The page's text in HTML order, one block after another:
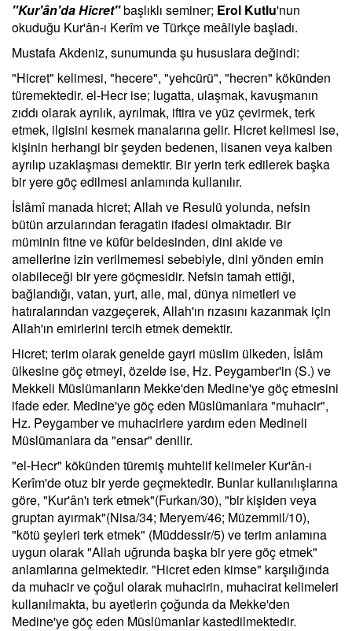
"Kur'ân'da Hicret"başlıklı seminer; Erol Kutlu'nun
okuduğu Kur'ân-ı Kerîm ve Türkçe meâliyle başladı.
Mustafa Akdeniz, sunumunda şu hususlara değindi:
"Hicret" kelimesi, "hecere", "yehcürü", "hecren" kökünden
türemektedir. el-Hecr ise; lugatta, ulaşmak, kavuşmanın
zıddı olarak ayrılık, ayrılmak, iftira ve yüz çevirmek, terk
etmek, ilgisini kesmek manalarına gelir. Hicret kelimesi ise,
kişinin herhangi bir şeyden bedenen, lisanen veya kalben
ayrılıp uzaklaşması demektir. Bir yerin terk edilerek başka
bir yere göç edilmesi anlamında kullanılır.
İslâmî manada hicret; Allah ve Resulü yolunda, nefsin
bütün arzularından feragatin ifadesi olmaktadır. Bir
müminin fitne ve küfür beldesinden, dini akide ve
amellerine izin verilmemesi sebebiyle, dini yönden emin
olabileceği bir yere göçmesidir. Nefsin tamah ettiği,
bağlandığı, vatan, yurt, aile, mal, dünya nimetleri ve
hatıralarından vazgeçerek, Allah'ın rızasını kazanmak için
Allah'ın emirlerini tercih etmek demektir.
Hicret; terim olarak genelde gayri müslim ülkeden, İslâm
ülkesine göç etmeyi, özelde ise, Hz. Peygamber'in (S.) ve
Mekkeli Müslümanların Mekke'den Medine'ye göç etmesini
ifade eder. Medine'ye göç eden Müslümanlara "muhacir",
Hz. Peygamber ve muhacirlere yardım eden Medineli
Müslümanlara da "ensar" denilir.
"el-Hecr" kökünden türemiş muhtelif kelimeler Kur'ân-ı
Kerîm'de otuz bir yerde geçmektedir. Bunlar kullanılışlarına
göre, "Kur'ân'ı terk etmek"(Furkan/30), "bir kişiden veya
gruptan ayırmak"(Nisa/34; Meryem/46; Müzemmil/10),
"kötü şeyleri terk etmek" (Müddessir/5) ve terim anlamına
uygun olarak "Allah uğrunda başka bir yere göç etmek"
anlamlarına gelmektedir. "Hicret eden kimse" karşılığında
da muhacir ve çoğul olarak muhacirin, muhacirat kelimeleri
kullanılmakta, bu ayetlerin çoğunda da Mekke'den
Medine'ye göç eden Müslümanlar kastedilmektedir.